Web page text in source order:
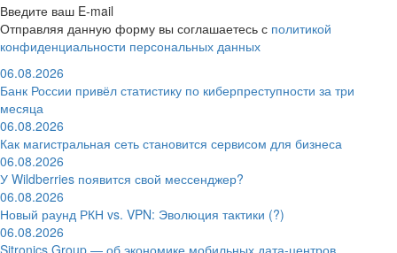
Введите ваш E-mail
Отправляя данную форму вы соглашаетесь с политикой
конфиденциальности персональных данных
06.08.2026
Банк России привёл статистику по киберпреступности за три
месяца
06.08.2026
Как магистральная сеть становится сервисом для бизнеса
06.08.2026
У Wildberries появится свой мессенджер?
06.08.2026
Новый раунд РКН vs. VPN: Эволюция тактики (?)
06.08.2026
Sitronics Group — об экономике мобильных дата-центров